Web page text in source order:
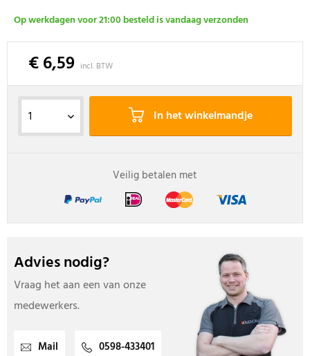
Op werkdagen voor 21:00 besteld is vandaag verzonden
€ 6,59 incl. BTW
In het winkelmandje
Veilig betalen met
Advies nodig?
Vraag het aan een van onze
medewerkers.
Mail 0598-433401